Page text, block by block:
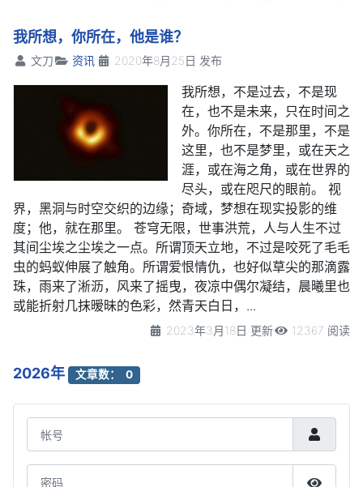
我所想，你所在，他是谁？
文刀 资讯 2020年8月25日 发布
我所想，不是过去，不是现
在，也不是未来，只在时间之
外。你所在，不是那里，不是
这里，也不是梦里，或在天之
涯，或在海之角，或在世界的
尽头，或在咫尺的眼前。 视
界，黑洞与时空交织的边缘；奇域，梦想在现实投影的维
度；他，就在那里。 苍穹无限，世事洪荒，人与人生不过
其间尘埃之尘埃之一点。所谓顶天立地，不过是咬死了毛毛
虫的蚂蚁伸展了触角。所谓爱恨情仇，也好似草尖的那滴露
珠，雨来了淅沥，风来了摇曳，夜凉中偶尔凝结，晨曦里也
或能折射几抹暧昧的色彩，然青天白日，...
2023年3月18日 更新 12367 阅读
2026年 文章数： 0
帐号
密码